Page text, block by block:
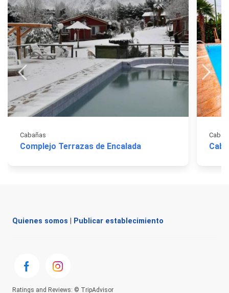
Cabañas
Complejo Terrazas de Encalada
Quienes somos Publicar establecimiento
Ratings and Reviews: © TripAdvisor